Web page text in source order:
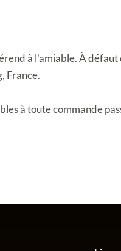
à l'amiable. À
France.
à toute commande